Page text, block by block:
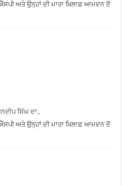
ਅਤੇ ਉਨ੍ਹਾਂ ਦੀ ਮਾਤਾ ਖ਼ਿਲਾਫ਼ ਆਮਦਨ ਤੋਂ
ਸਿੰਘ ਦਾ..
ਅਤੇ ਉਨ੍ਹਾਂ ਦੀ ਮਾਤਾ ਖ਼ਿਲਾਫ਼ ਆਮਦਨ ਤੋਂ